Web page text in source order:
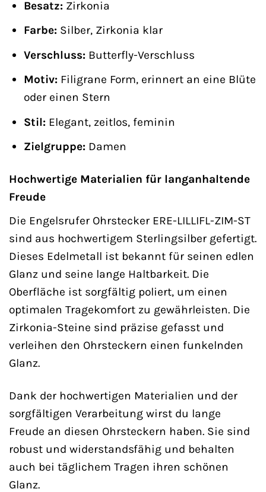
Besatz:Zirkonia
Farbe:Silber, Zirkonia klar
Verschluss:Butterfly-Verschluss
Motiv:Filigrane Form, erinnert an eine Blüte
oder einen Stern
Stil:Elegant, zeitlos, feminin
Zielgruppe:Damen
Hochwertige Materialien für langanhaltende
Freude
Die Engelsrufer Ohrstecker ERE-LILLIFL-ZIM-ST
sind aus hochwertigem Sterlingsilber gefertigt.
Dieses Edelmetall ist bekannt für seinen edlen
Glanz und seine lange Haltbarkeit. Die
Oberfläche ist sorgfältig poliert, um einen
optimalen Tragekomfort zu gewährleisten. Die
Zirkonia-Steine sind präzise gefasst und
verleihen den Ohrsteckern einen funkelnden
Glanz.
Dank der hochwertigen Materialien und der
sorgfältigen Verarbeitung wirst du lange
Freude an diesen Ohrsteckern haben. Sie sind
robust und widerstandsfähig und behalten
auch bei täglichem Tragen ihren schönen
Glanz.